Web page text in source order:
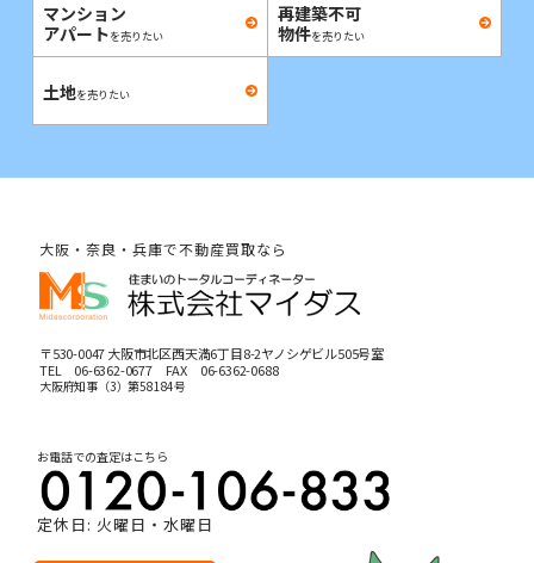
マンション
アパートを売りたい
再建築不可
物件を売りたい
土地を売りたい
大阪・奈良・兵庫で不動産買取なら
〒530-0047 大阪市北区西天満6丁目8-2ヤノシゲビル505号室
TEL 06-6362-0677FAX 06-6362-0688
大阪府知事（3）第58184号
お電話での査定はこちら
定休日: 火曜日・水曜日